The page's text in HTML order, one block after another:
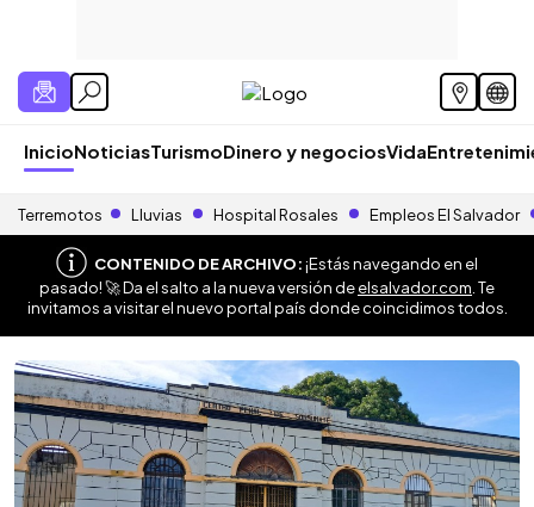
InicioNoticiasTurismoDinero y negociosVida
Terremotos Lluvias Hospital Rosales Empleos El Salvador
CONTENIDO DE ARCHIVO:¡Estás navegando en el
pasado! 🚀 Da el salto a la nueva versión deelsalvador.com . Te
invitamos a visitar el nuevo portal país donde coincidimos todos.